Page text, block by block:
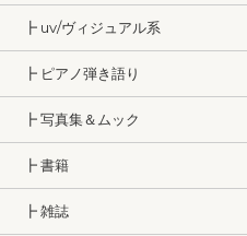
┣ uv/ヴィジュアル系
┣ ピアノ弾き語り
┣ 写真集＆ムック
┣ 書籍
┣ 雑誌